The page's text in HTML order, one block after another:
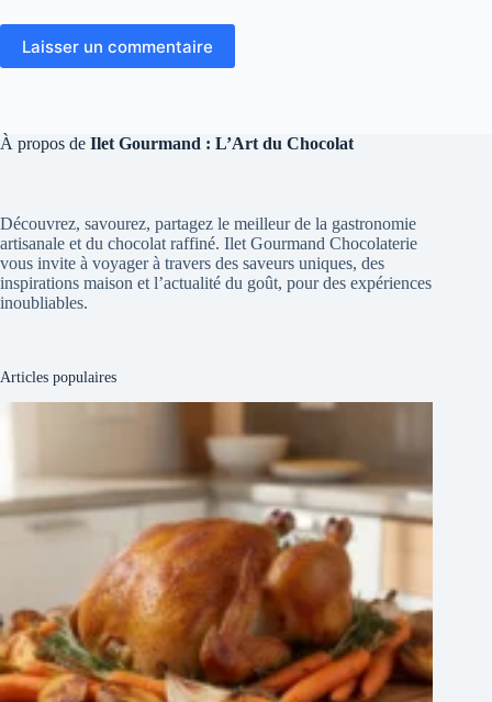
Laisser un commentaire
À propos de Ilet Gourmand : L’Art du Chocolat
Découvrez, savourez, partagez le meilleur de la gastronomie
artisanale et du chocolat raffiné. Ilet Gourmand Chocolaterie
vous invite à voyager à travers des saveurs uniques, des
inspirations maison et l’actualité du goût, pour des expériences
inoubliables.
Articles populaires